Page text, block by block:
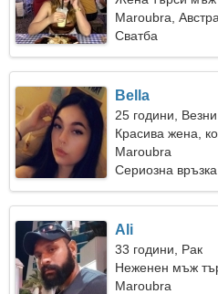
Maroubra,
Сватба
Bella
25 години, Везни
Красива жена,
Maroubra
Сериозна връзка
Ali
33 години, Рак
Неженен мъж
Maroubra